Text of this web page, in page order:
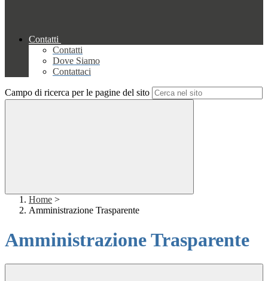
Contatti
Contatti
Dove Siamo
Contattaci
Campo di ricerca per le pagine del sito
Home >
Amministrazione Trasparente
Amministrazione Trasparente